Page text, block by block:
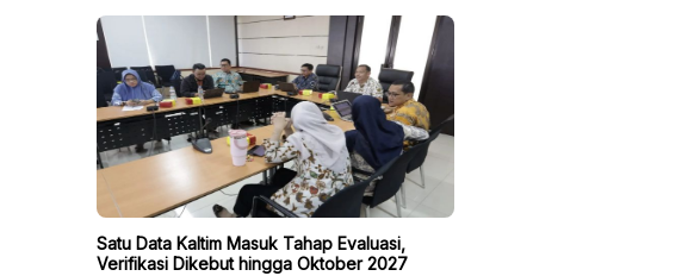
Satu Data Kaltim Masuk Tahap Evaluasi,
Verifikasi Dikebut hingga Oktober 2027